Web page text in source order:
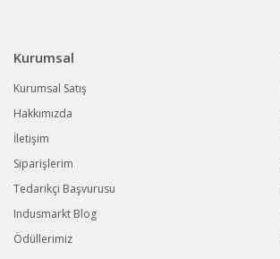
Kurumsal
Kurumsal Satış
Hakkımızda
İletişim
Siparişlerim
Tedarikçi Başvurusu
Indusmarkt Blog
Ödüllerimiz